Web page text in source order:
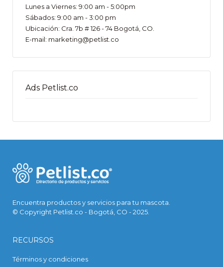
Lunes a Viernes: 9:00 am - 5:00pm
Sábados: 9:00 am - 3:00 pm
Ubicación: Cra. 7b # 126 - 74 Bogotá, CO.
E-mail: marketing@petlist.co
Ads Petlist.co
Encuentra productos y servicios para tu mascota.
© Copyright Petlist.co - Bogotá, CO - 2025.
RECURSOS
Términos y condiciones